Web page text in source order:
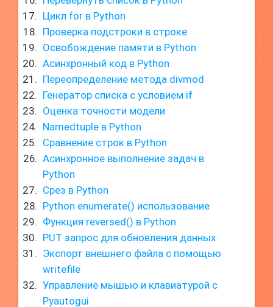
Цикл for в Python
Проверка подстроки в строке
Освобождение памяти в Python
Асинхронный код в Python
Переопределение метода divmod
Генератор списка с условием if
Оценка точности модели
Namedtuple в Python
Сравнение строк в Python
Асинхронное выполнение задач в
Python
Срез в Python
Python enumerate() использование
Функция reversed() в Python
PUT запрос для обновления данных
Экспорт внешнего файла с помощью
writefile
Управление мышью и клавиатурой с
Pyautogui